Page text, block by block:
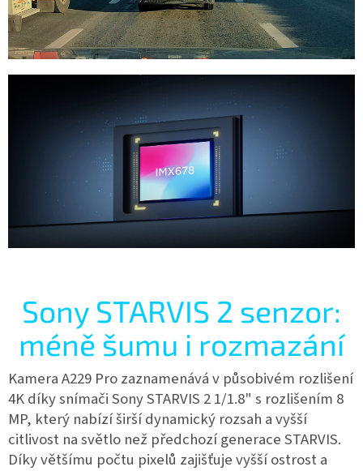
Sony STARVIS 2 senzor:
méně šumu i rozmazání
Kamera A229 Pro zaznamenává v působivém rozlišení
4K díky snímači Sony STARVIS 2 1/1.8" s rozlišením 8
MP, který nabízí širší dynamický rozsah a vyšší
citlivost na světlo než předchozí generace STARVIS.
Díky většímu počtu pixelů zajišťuje vyšší ostrost a